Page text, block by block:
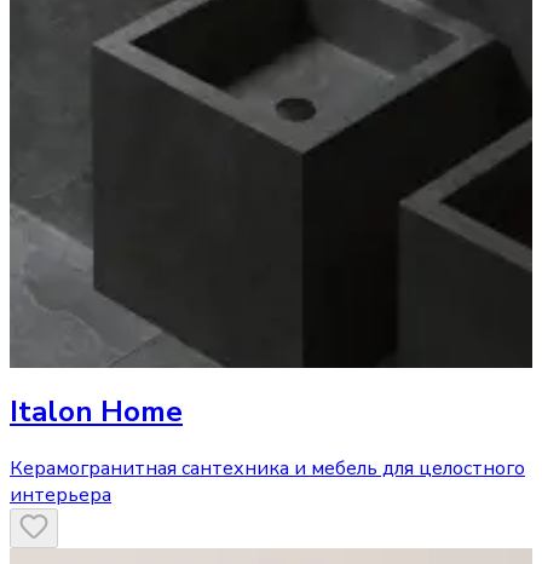
Italon Home
Керамогранитная сантехника и мебель для целостного
интерьера